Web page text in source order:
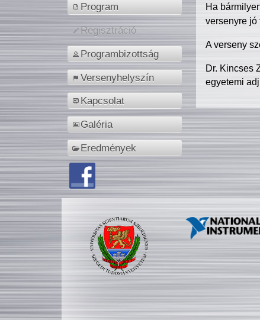
Program
Regisztráció
Programbizottság
Versenyhelyszín
Kapcsolat
Galéria
Eredmények
Ha
versenyre jó
A verseny
Dr. Kincses
egyetemi